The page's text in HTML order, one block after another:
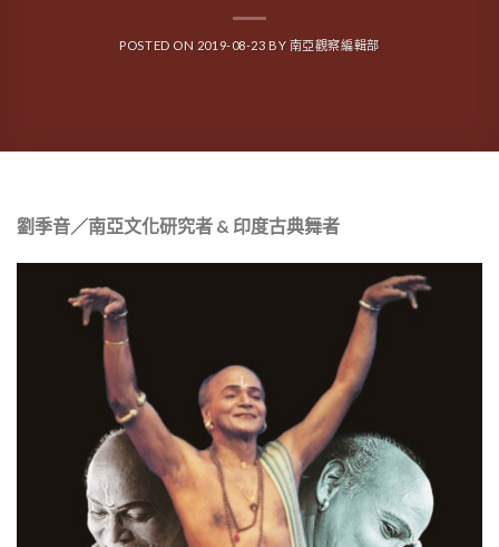
POSTED ON 2019-08-23 BY 南亞觀察編輯部
劉季音／南亞文化研究者 & 印度古典舞者